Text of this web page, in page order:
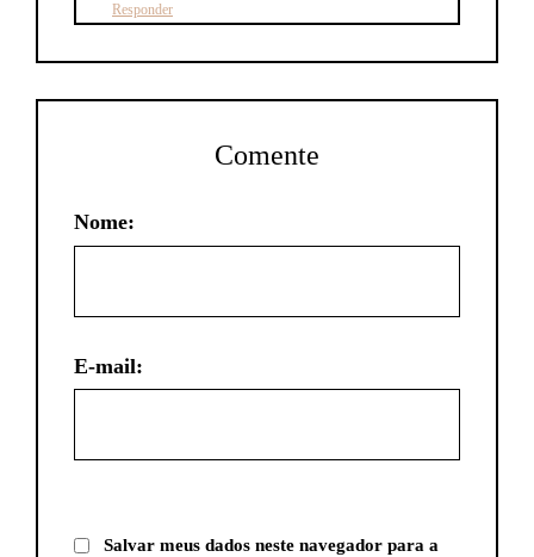
Responder
Comente
Nome:
E-mail:
Salvar meus dados neste navegador para a